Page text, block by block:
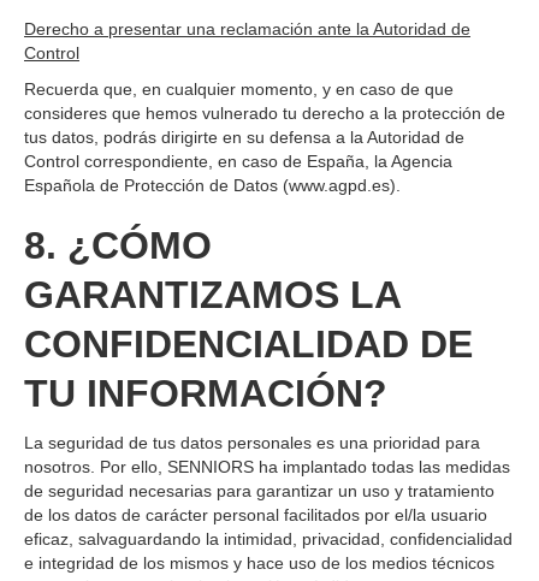
Derecho a presentar una reclamación ante la Autoridad de
Control
Recuerda que, en cualquier momento, y en caso de que
consideres que hemos vulnerado tu derecho a la protección de
tus datos, podrás dirigirte en su defensa a la Autoridad de
Control correspondiente, en caso de España, la Agencia
Española de Protección de Datos (www.agpd.es).
8. ¿CÓMO
GARANTIZAMOS LA
CONFIDENCIALIDAD DE
TU INFORMACIÓN?
La seguridad de tus datos personales es una prioridad para
nosotros. Por ello, SENNIORS ha implantado todas las medidas
de seguridad necesarias para garantizar un uso y tratamiento
de los datos de carácter personal facilitados por el/la usuario
eficaz, salvaguardando la intimidad, privacidad, confidencialidad
e integridad de los mismos y hace uso de los medios técnicos